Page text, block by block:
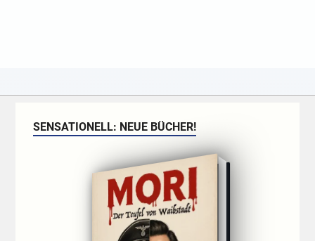
SENSATIONELL: NEUE BÜCHER!